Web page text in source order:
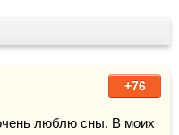
+76
люблю сны. В моих